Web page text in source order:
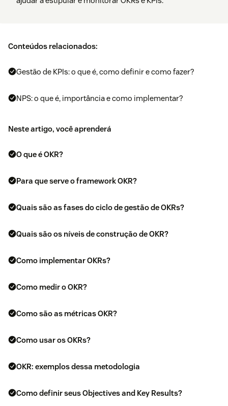
Conteúdos relacionados:
Gestão de KPIs: o que é, como definir e como fazer?
NPS: o que é, importância e como implementar?
Neste artigo, você aprenderá
O que é OKR?
Para que serve o framework OKR?
Quais são as fases do ciclo de gestão de OKRs?
Quais são os níveis de construção de OKR?
Como implementar OKRs?
Como medir o OKR?
Como são as métricas OKR?
Como usar os OKRs?
OKR: exemplos dessa metodologia
Como definir seus Objectives and Key Results?